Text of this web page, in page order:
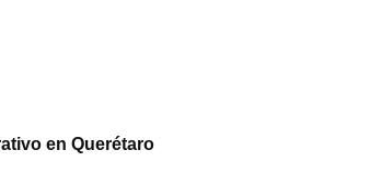
en Querétaro